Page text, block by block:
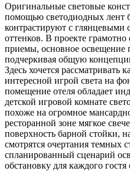
Оригинальные световые
помощью светодиодных лент
контрастируют с глянцевыми
оттенков. В проекте
приемы, основное освещение
подчеркивая общую
Здесь хочется рассматривать
интересной игрой света на
помещение отеля обладает
детской игровой комнате
похоже на огромное
ресторанной зоне мягкое
поверхность барной стойки,
смотрятся очертания темных
спланированный сценарий
обстановку для каждого гостя